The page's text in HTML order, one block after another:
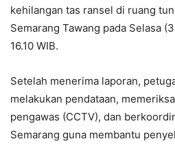
kehilangan tas ransel di ruang
Semarang Tawang pada Selasa
16.10 WIB.
Setelah menerima laporan,
melakukan pendataan,
pengawas (CCTV), dan
Semarang guna membantu